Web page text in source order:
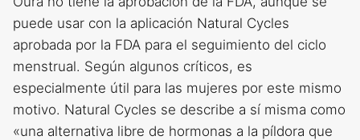
puede usar con la aplicación Natural Cycles
aprobada por la FDA para el seguimiento del ciclo
menstrual. Según algunos críticos, es
especialmente útil para las mujeres por este mismo
motivo. Natural Cycles se describe a sí misma como
«una alternativa libre de hormonas a la píldora que